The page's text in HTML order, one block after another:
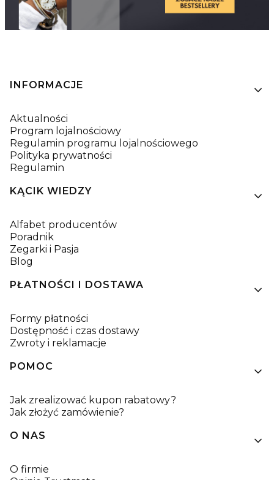
Linki w stopce
INFORMACJE
Aktualności
Program lojalnościowy
Regulamin programu lojalnościowego
Polityka prywatności
Regulamin
KĄCIK WIEDZY
Alfabet producentów
Poradnik
Zegarki i Pasja
Blog
PŁATNOŚCI I DOSTAWA
Formy płatności
Dostępność i czas dostawy
Zwroty i reklamacje
POMOC
Jak zrealizować kupon rabatowy?
Jak złożyć zamówienie?
O NAS
O firmie